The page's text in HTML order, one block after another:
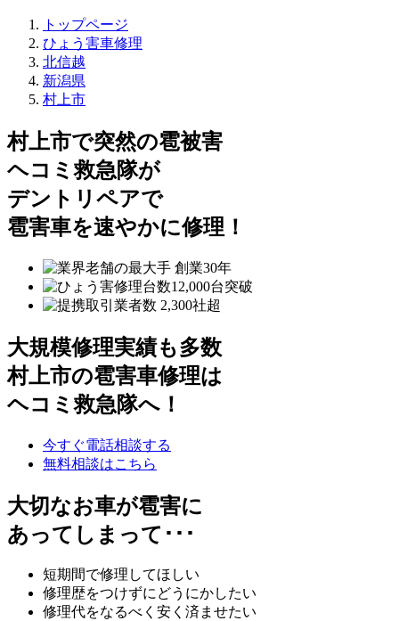
トップページ
ひょう害車修理
北信越
新潟県
村上市
村上市で突然の雹被害
ヘコミ救急隊が
デントリペアで
雹害車を速やかに修理！
大規模修理実績も多数
村上市の雹害車修理は
ヘコミ救急隊へ！
今すぐ電話相談する
無料相談はこちら
大切なお車が雹害に
あってしまって･･･
短期間で修理してほしい
修理歴をつけずにどうにかしたい
修理代をなるべく安く済ませたい